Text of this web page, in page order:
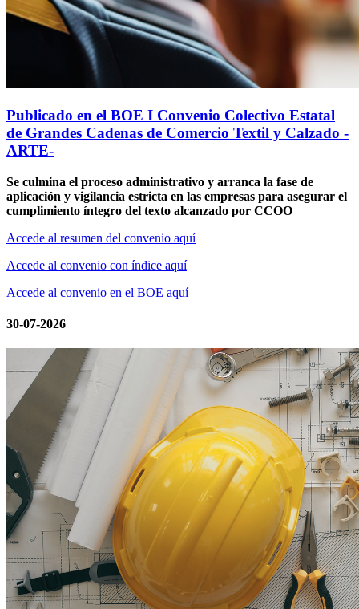
Publicado en el BOE I Convenio Colectivo Estatal
de Grandes Cadenas de Comercio Textil y Calzado -
ARTE-
Se culmina el proceso administrativo y arranca la fase de
aplicación y vigilancia estricta en las empresas para asegurar el
cumplimiento íntegro del texto alcanzado por CCOO
Accede al resumen del convenio aquí
Accede al convenio con índice aquí
Accede al convenio en el BOE aquí
30-07-2026